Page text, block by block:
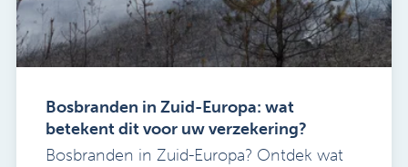
Bosbranden in Zuid-Europa: wat
betekent dit voor uw verzekering?
Bosbranden in Zuid-Europa? Ontdek wat